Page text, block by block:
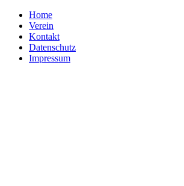
Home
Verein
Kontakt
Datenschutz
Impressum